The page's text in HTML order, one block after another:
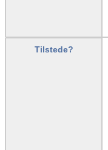
Tilstede?